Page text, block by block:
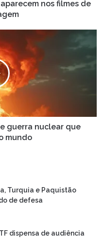
nos filmes de
guerra nuclear que
mundo
Turquia e Paquistão
de defesa
dispensa de audiência